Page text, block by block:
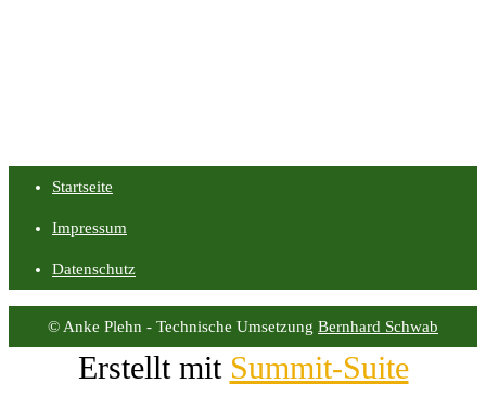
Startseite
Impressum
Datenschutz
© Anke Plehn - Technische Umsetzung Bernhard Schwab
Erstellt mit Summit-Suite